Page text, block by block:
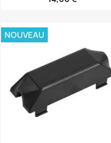
NOUVEAU